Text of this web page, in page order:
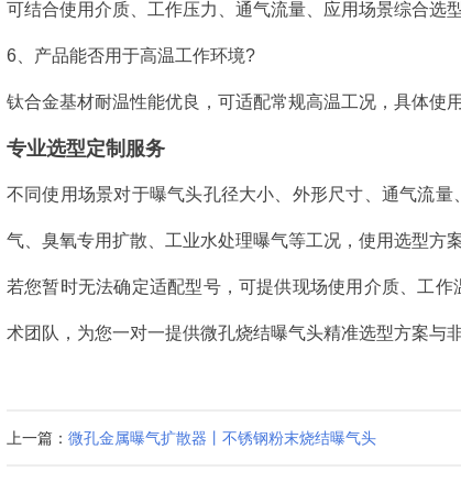
可结合使用介质、工作压力、通气流量、应用场景综合选
6、产品能否用于高温工作环境?
钛合金基材耐温性能优良，可适配常规高温工况，具体使
专业选型定制服务
不同使用场景对于曝气头孔径大小、外形尺寸、通气流
气、臭氧专用扩散、工业水处理曝气等工况，使用选型方
若您暂时无法确定适配型号，可提供现场使用介质、工
术团队，为您一对一提供微孔烧结曝气头精准选型方案与
上一篇： 微孔金属曝气扩散器丨不锈钢粉末烧结曝气头